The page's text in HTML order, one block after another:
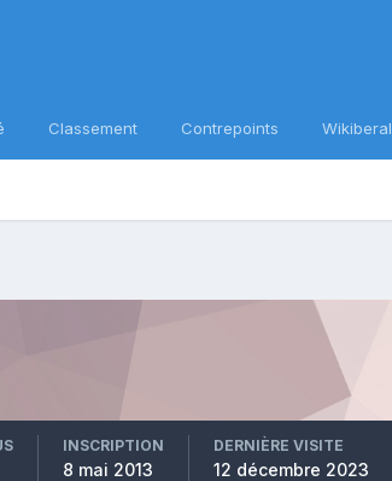
Classement Contrepoints Wikiberal
INSCRIPTION
8 mai 2013
DERNIÈRE VISITE
12 décembre 2023